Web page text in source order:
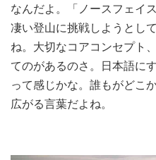
なんだよ。「ノースフェイ
凄い登山に挑戦しようとし
ね。大切なコアコンセプト
てのがあるのさ。日本語に
って感じかな。誰もがどこ
広がる言葉だよね。